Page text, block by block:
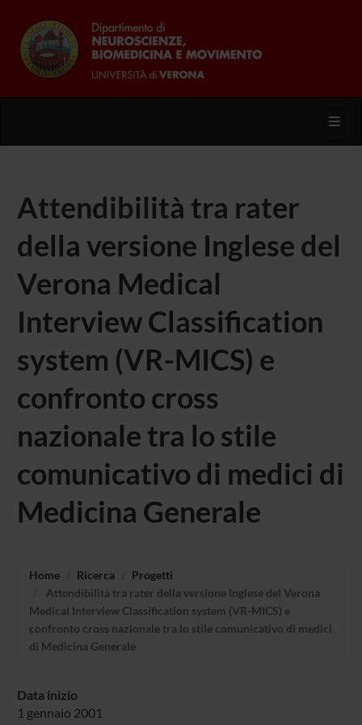
Attendibilità tra rater
della versione Inglese del
Verona Medical
Interview Classification
system (VR-MICS) e
confronto cross
nazionale tra lo stile
comunicativo di medici di
Medicina Generale
Home Ricerca
Progetti
Attendibilità tra rater della versione Inglese del Verona
Medical Interview Classification system (VR-MICS) e
confronto cross nazionale tra lo stile comunicativo di medici
di Medicina Generale
Data inizio
1 gennaio 2001